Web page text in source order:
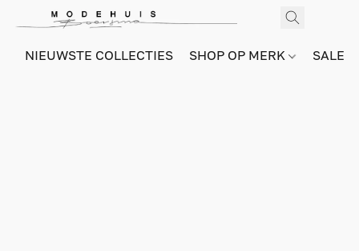
NIEUWSTE COLLECTIES SHOP OP MERK SALE